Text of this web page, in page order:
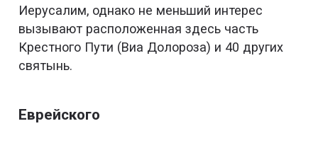
Иерусалим, однако не меньший интерес
вызывают расположенная здесь часть
Крестного Пути (Виа Долороза) и 40 других
святынь.
Еврейского